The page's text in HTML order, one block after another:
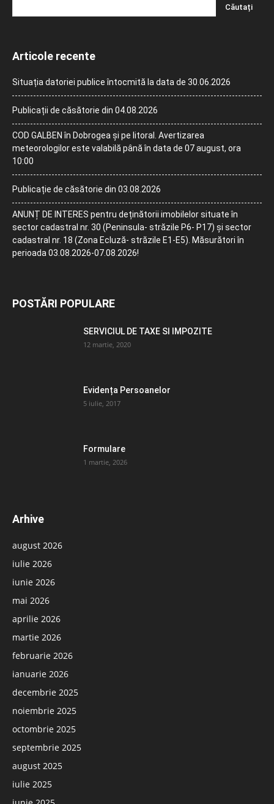
Articole recente
Situația datoriei publice întocmită la data de 30.06.2026
Publicații de căsătorie din 04.08.2026
COD GALBEN în Dobrogea și pe litoral. Avertizarea
meteorologilor este valabilă până în data de 07 august, ora
10:00
Publicație de căsătorie din 03.08.2026
ANUNȚ DE INTERES pentru deținătorii imobilelor situate în
sector cadastral nr. 30 (Peninsula- străzile P6- P17) și sector
cadastral nr. 18 (Zona Ecluză- străzile E1-E5). Măsurători în
perioada 03.08.2026-07.08.2026!
POSTĂRI POPULARE
SERVICIUL DE TAXE SI IMPOZITE
12 martie, 2020
Evidența Persoanelor
5 iulie, 2017
Formulare
1 martie, 2026
Arhive
august 2026
iulie 2026
iunie 2026
mai 2026
aprilie 2026
martie 2026
februarie 2026
ianuarie 2026
decembrie 2025
noiembrie 2025
octombrie 2025
septembrie 2025
august 2025
iulie 2025